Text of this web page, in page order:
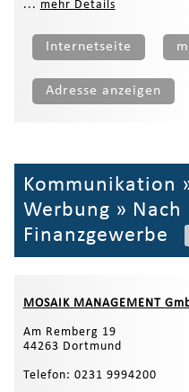
... mehr Details
Internetseite
Adresse anzeigen
Kommunikation
Werbung » Nach
Finanzgewerbe
MOSAIK MANAGEMENT
Am Remberg 19
44263 Dortmund
Telefon: 0231 9994200